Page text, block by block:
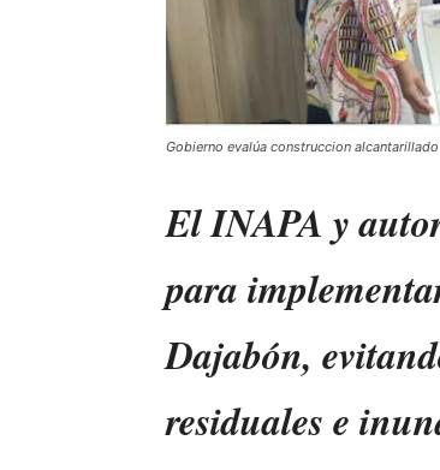
Gobierno evalúa construccion alcantarillado
El INAPA y
para
Dajabón,
residuales e